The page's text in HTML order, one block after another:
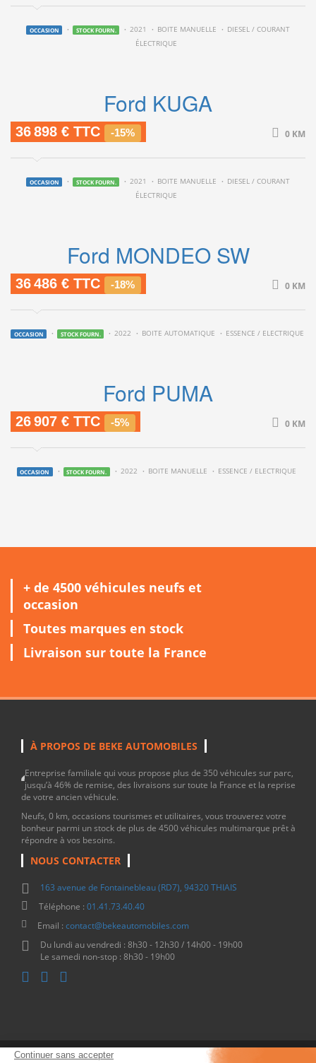
OCCASION STOCK FOURN. 2021 BOITE MANUELLE
DIESEL / COURANT
ÉLECTRIQUE
Ford KUGA
36 898 € TTC -15% 0 KM
OCCASION STOCK FOURN. 2021 BOITE MANUELLE
DIESEL / COURANT
ÉLECTRIQUE
Ford MONDEO SW
36 486 € TTC -18% 0 KM
OCCASION STOCK FOURN. 2022 BOITE AUTOMATIQUE ESSENCE / ELECTRIQUE
Ford PUMA
26 907 € TTC -5% 0 KM
OCCASION STOCK FOURN. 2022 BOITE MANUELLE ESSENCE / ELECTRIQUE
+ de 4500 véhicules neufs et
occasion
Toutes marques en stock
Livraison sur toute la France
À PROPOS DE BEKE AUTOMOBILES
Entreprise familiale qui vous propose plus de 350 véhicules sur parc,
jusqu’à 46% de remise, des livraisons sur toute la France et la reprise
de votre ancien véhicule.
Neufs, 0 km, occasions tourismes et utilitaires, vous trouverez votre
bonheur parmi un stock de plus de 4500 véhicules multimarque prêt à
répondre à vos besoins.
NOUS CONTACTER
163 avenue de Fontainebleau (RD7), 94320 THIAIS
Téléphone : 01.41.73.40.40
Email : contact@bekeautomobiles.com
Du lundi au vendredi : 8h30 - 12h30 / 14h00 - 19h00
Le samedi non-stop : 8h30 - 19h00